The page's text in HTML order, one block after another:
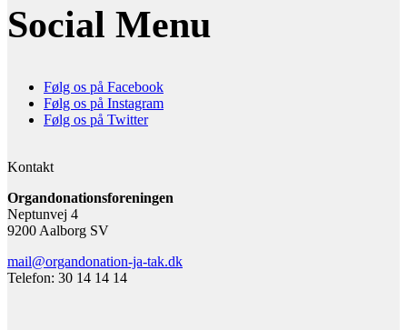
Social Menu
Følg os på Facebook
Følg os på Instagram
Følg os på Twitter
Kontakt
Organdonationsforeningen
Neptunvej 4
9200 Aalborg SV
mail@organdonation-ja-tak.dk
Telefon: 30 14 14 14